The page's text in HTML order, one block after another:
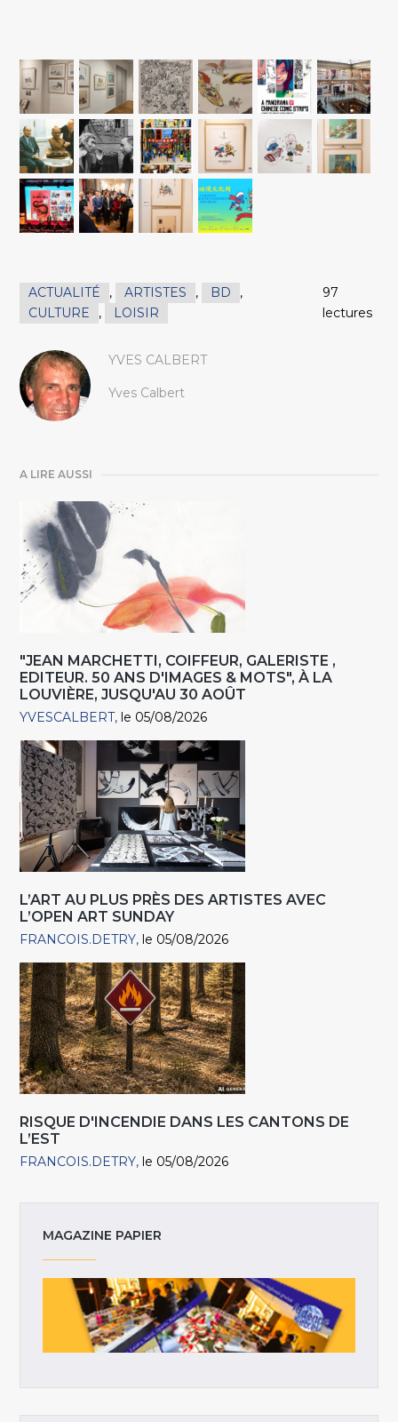
ACTUALITÉ , ARTISTES , BD
,
CULTURE
, LOISIR
97
lectures
YVES CALBERT
Yves Calbert
A LIRE AUSSI
"JEAN MARCHETTI, COIFFEUR, GALERISTE ,
EDITEUR. 50 ANS D'IMAGES & MOTS", À LA
LOUVIÈRE, JUSQU'AU 30 AOÛT
YVESCALBERT le 05/08/2026
L’ART AU PLUS PRÈS DES ARTISTES AVEC
L’OPEN ART SUNDAY
FRANCOIS.DETRY le 05/08/2026
RISQUE D'INCENDIE DANS LES CANTONS DE
L’EST
FRANCOIS.DETRY le 05/08/2026
MAGAZINE PAPIER